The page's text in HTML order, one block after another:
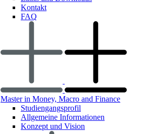
Kontakt
FAQ
Master in Money, Macro and Finance
Studiengangsprofil
Allgemeine Informationen
Konzept und Vision